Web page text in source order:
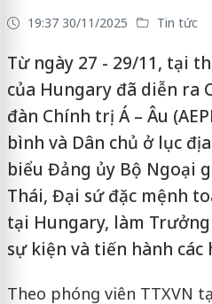
19:37 30/11/2025 Tin tức
Từ ngày 27 - 29/11, tại
của Hungary đã diễn ra
đàn Chính trị Á – Âu
bình và Dân chủ ở lục
biểu Đảng ủy Bộ Ngoại
Thái, Đại sứ đặc mệnh
tại Hungary, làm
sự kiện và tiến hành các
Theo phóng viên TTXVN